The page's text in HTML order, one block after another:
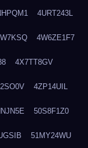
4URT243L
4W6ZE1F7
4X7TT8GV
4ZP14UIL
50S8F1Z0
51MY24WU